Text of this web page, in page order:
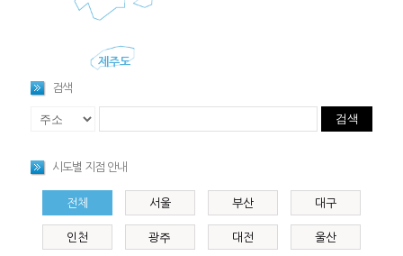
제주도
검색
검색
시도별 지점 안내
전체 서울 부산 대구
인천 광주 대전 울산